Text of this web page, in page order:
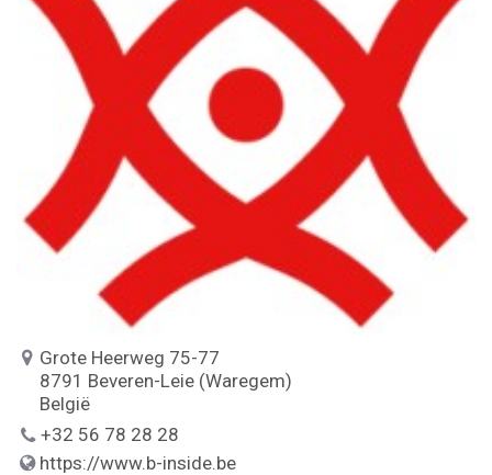
Grote Heerweg 75-77
8791 Beveren-Leie (Waregem)
België
+32 56 78 28 28
https://www.b-inside.be